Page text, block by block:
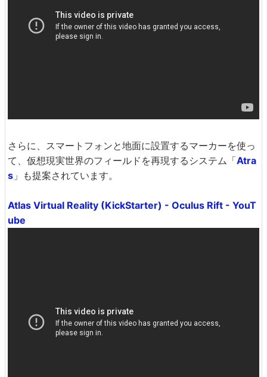
さらに、スマートフォンと地面に設置するマーカーを使っ
て、仮想現実世界のフィールドを再現するシステム「Atra
s 」も提案されています。
Atlas Virtual Reality (KickStarter) - Oculus Rift - YouT
ube